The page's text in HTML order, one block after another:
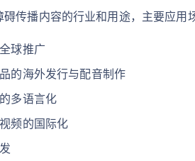
传播内容的行业和用途，主要应用
球推广
的海外发行与配音制作
多语言化
频的国际化